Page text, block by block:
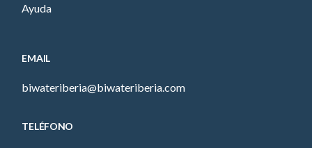
Ayuda
EMAIL
biwateriberia@biwateriberia.com
TELÉFONO